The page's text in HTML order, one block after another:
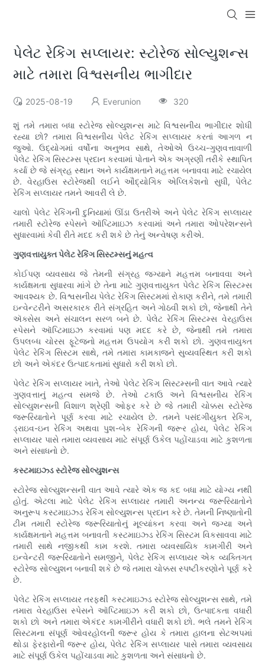
પેલેટ રેકિંગ સપ્લાયર: સ્ટોરેજ સોલ્યુશન્સ
માટે તમારા વિશ્વસનીય ભાગીદાર
2025-08-19 Everunion 320
શું તમે તમારા બધા સ્ટોરેજ સોલ્યુશન્સ માટે વિશ્વસનીય ભાગીદાર શોધી
રહ્યા છો? તમારા વિશ્વસનીય પેલેટ રેકિંગ સપ્લાયર કરતાં આગળ ન
જુઓ. ઉદ્યોગમાં વર્ષોના અનુભવ સાથે, તેઓએ ઉચ્ચ-ગુણવત્તાવાળી
પેલેટ રેકિંગ સિસ્ટમ્સ પ્રદાન કરવામાં પોતાને એક અગ્રણી તરીકે સ્થાપિત
કર્યા છે જે સંગ્રહ સ્થાન અને કાર્યક્ષમતાને મહત્તમ બનાવવા માટે રચાયેલ
છે. વેરહાઉસ સ્ટોરેજથી લઈને ઔદ્યોગિક એપ્લિકેશનો સુધી, પેલેટ
રેકિંગ સપ્લાયર તમને આવરી લે છે.
ચાલો પેલેટ રેકિંગની દુનિયામાં ઊંડા ઉતરીએ અને પેલેટ રેકિંગ સપ્લાયર
તમારી સ્ટોરેજ સ્પેસને ઑપ્ટિમાઇઝ કરવામાં અને તમારા ઓપરેશન્સને
સુધારવામાં કેવી રીતે મદદ કરી શકે છે તેનું અન્વેષણ કરીએ.
ગુણવત્તાયુક્ત પેલેટ રેકિંગ સિસ્ટમ્સનું મહત્વ
કોઈપણ વ્યવસાય જે તેમની સંગ્રહ જગ્યાને મહત્તમ બનાવવા અને
કાર્યક્ષમતા સુધારવા માંગે છે તેના માટે ગુણવત્તાયુક્ત પેલેટ રેકિંગ સિસ્ટમ્સ
આવશ્યક છે. વિશ્વસનીય પેલેટ રેકિંગ સિસ્ટમમાં રોકાણ કરીને, તમે તમારી
ઇન્વેન્ટરીને અસરકારક રીતે સંગ્રહિત અને ગોઠવી શકો છો, જેનાથી તેને
ઍક્સેસ અને સંચાલન સરળ બને છે. પેલેટ રેકિંગ સિસ્ટમ્સ વેરહાઉસ
સ્પેસને ઑપ્ટિમાઇઝ કરવામાં પણ મદદ કરે છે, જેનાથી તમે તમારા
ઉપલબ્ધ ચોરસ ફૂટેજનો મહત્તમ ઉપયોગ કરી શકો છો. ગુણવત્તાયુક્ત
પેલેટ રેકિંગ સિસ્ટમ સાથે, તમે તમારા કામકાજને સુવ્યવસ્થિત કરી શકો
છો અને એકંદર ઉત્પાદકતામાં સુધારો કરી શકો છો.
પેલેટ રેકિંગ સપ્લાયર ખાતે, તેઓ પેલેટ રેકિંગ સિસ્ટમ્સની વાત આવે ત્યારે
ગુણવત્તાનું મહત્વ સમજે છે. તેઓ ટકાઉ અને વિશ્વસનીય રેકિંગ
સોલ્યુશન્સની વિશાળ શ્રેણી ઓફર કરે છે જે તમારી ચોક્કસ સ્ટોરેજ
જરૂરિયાતોને પૂર્ણ કરવા માટે રચાયેલ છે. તમને પસંદગીયુક્ત રેકિંગ,
ડ્રાઇવ-ઇન રેકિંગ અથવા પુશ-બેક રેકિંગની જરૂર હોય, પેલેટ રેકિંગ
સપ્લાયર પાસે તમારા વ્યવસાય માટે સંપૂર્ણ ઉકેલ પહોંચાડવા માટે કુશળતા
અને સંસાધનો છે.
કસ્ટમાઇઝ્ડ સ્ટોરેજ સોલ્યુશન્સ
સ્ટોરેજ સોલ્યુશન્સની વાત આવે ત્યારે એક જ કદ બધા માટે યોગ્ય નથી
હોતું. એટલા માટે પેલેટ રેકિંગ સપ્લાયર તમારી અનન્ય જરૂરિયાતોને
અનુરૂપ કસ્ટમાઇઝ્ડ રેકિંગ સોલ્યુશન્સ પ્રદાન કરે છે. તેમની નિષ્ણાતોની
ટીમ તમારી સ્ટોરેજ જરૂરિયાતોનું મૂલ્યાંકન કરવા અને જગ્યા અને
કાર્યક્ષમતાને મહત્તમ બનાવતી કસ્ટમાઇઝ્ડ રેકિંગ સિસ્ટમ વિકસાવવા માટે
તમારી સાથે નજીકથી કામ કરશે. તમારા વ્યવસાયિક કામગીરી અને
ઇન્વેન્ટરી જરૂરિયાતોને સમજીને, પેલેટ રેકિંગ સપ્લાયર એક વ્યક્તિગત
સ્ટોરેજ સોલ્યુશન બનાવી શકે છે જે તમારા ચોક્કસ સ્પષ્ટીકરણોને પૂર્ણ કરે
છે.
પેલેટ રેકિંગ સપ્લાયર તરફથી કસ્ટમાઇઝ્ડ સ્ટોરેજ સોલ્યુશન્સ સાથે, તમે
તમારા વેરહાઉસ સ્પેસને ઑપ્ટિમાઇઝ કરી શકો છો, ઉત્પાદકતા વધારી
શકો છો અને તમારા એકંદર કામગીરીને વધારી શકો છો. ભલે તમને રેકિંગ
સિસ્ટમના સંપૂર્ણ ઓવરહોલની જરૂર હોય કે તમારા હાલના સેટઅપમાં
થોડા ફેરફારોની જરૂર હોય, પેલેટ રેકિંગ સપ્લાયર પાસે તમારા વ્યવસાય
માટે સંપૂર્ણ ઉકેલ પહોંચાડવા માટે કુશળતા અને સંસાધનો છે.